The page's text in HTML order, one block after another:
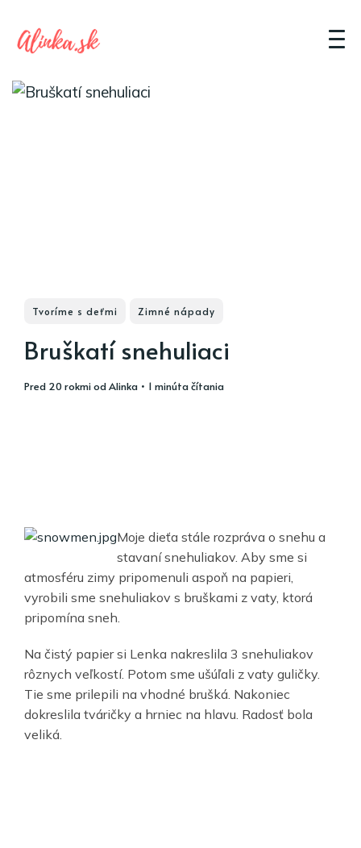
Tvoríme s deťmi Zimné nápady
Bruškatí snehuliaci
pred 20 rokmiodAlinka • 1 minúta čítania
Moje dieťa stále rozpráva o snehu a
stavaní snehuliakov. Aby sme si
atmosféru zimy pripomenuli aspoň na papieri,
vyrobili sme snehuliakov s bruškami z vaty, ktorá
pripomína sneh.
Na čistý papier si Lenka nakreslila 3 snehuliakov
rôznych veľkostí. Potom sme ušúľali z vaty guličky.
Tie sme prilepili na vhodné brušká. Nakoniec
dokreslila tváričky a hrniec na hlavu. Radosť bola
veliká.